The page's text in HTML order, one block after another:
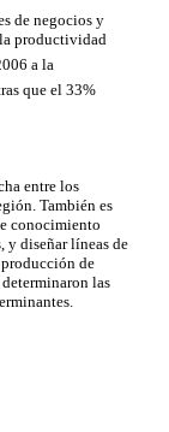
de negocios y
productividad
a la
que el 33%
entre los
También es
conocimiento
y diseñar líneas de
de
las